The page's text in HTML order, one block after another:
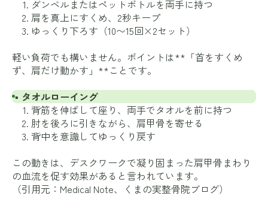
ダンベルまたはペットボトルを両手に持つ
肩を真上にすくめ、2秒キープ
ゆっくり下ろす（10〜15回×2セット）
軽い負荷でも構いません。ポイントは**「首をすくめ
ず、肩だけ動かす」**ことです。
▪ タオルローイング
背筋を伸ばして座り、両手でタオルを前に持つ
肘を後ろに引きながら、肩甲骨を寄せる
背中を意識してゆっくり戻す
この動きは、デスクワークで凝り固まった肩甲骨まわり
の血流を促す効果があると言われています。
（引用元： Medical Note、 くまの実整骨院ブログ）